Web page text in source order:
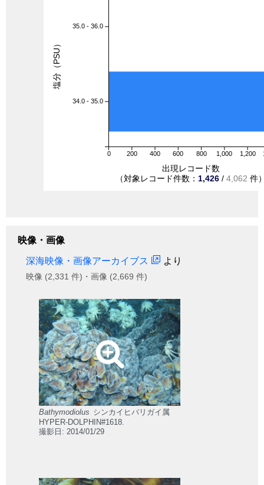
0 200 400 600 800 1,000 1,200
35.0 - 36.0
34.0 - 35.0
出現レコード数
（対象レコード件数： 1,426 / 4,062 件
塩分（PSU）
映像・画像
深海映像・画像アーカイブス より
映像 (2,331 件)・画像 (2,669 件)
Bathymodiolus シンカイヒバリガイ属
HYPER-DOLPHIN#1618.
撮影日: 2014/01/29